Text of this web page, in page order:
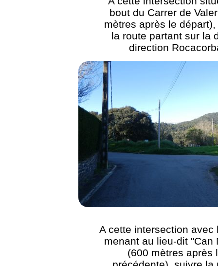
bout du Carrer de
mètres après le
la route partant sur la
direction
A cette intersection avec
menant au lieu-dit "Can
(600 mètres après